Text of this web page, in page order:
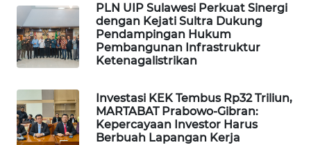
PLN UIP Sulawesi Perkuat Sinergi
dengan Kejati Sultra Dukung
Pendampingan Hukum
Pembangunan Infrastruktur
Ketenagalistrikan
Investasi KEK Tembus Rp32 Triliun,
MARTABAT Prabowo-Gibran:
Kepercayaan Investor Harus
Berbuah Lapangan Kerja
MAWAKA
ID
NET
PLN